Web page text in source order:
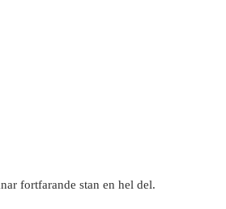
fortfarande stan en hel del.